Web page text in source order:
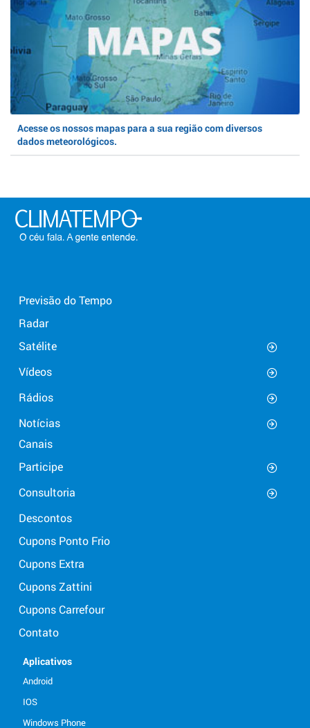
Acesse os nossos mapas para a sua região com diversos
dados meteorológicos.
Previsão do Tempo
Radar
Satélite
Vídeos
Rádios
Notícias
Canais
Participe
Consultoria
Descontos
Cupons Ponto Frio
Cupons Extra
Cupons Zattini
Cupons Carrefour
Contato
Aplicativos
Android
IOS
Windows Phone